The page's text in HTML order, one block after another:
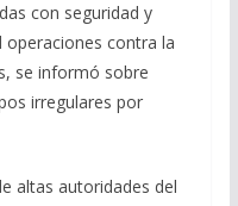
con seguridad y
contra la
se informó sobre
irregulares por
altas autoridades del